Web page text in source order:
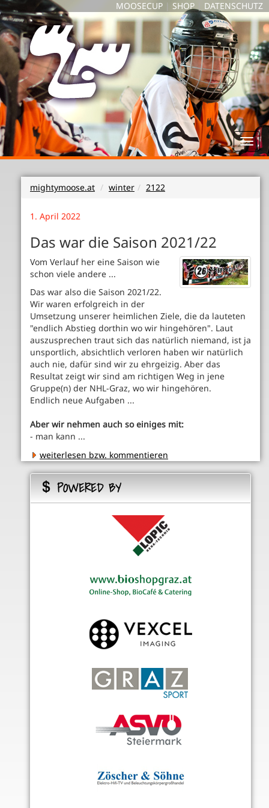
mightymoose.at winter 2122
1. April 2022
Das war die Saison 2021/22
Vom Verlauf her eine Saison wie
schon viele andere ...
Das war also die Saison 2021/22.
Wir waren erfolgreich in der
Umsetzung unserer heimlichen Ziele, die da lauteten
"endlich Abstieg dorthin wo wir hingehören". Laut
auszusprechen traut sich das natürlich niemand, ist ja
unsportlich, absichtlich verloren haben wir natürlich
auch nie, dafür sind wir zu ehrgeizig. Aber das
Resultat zeigt wir sind am richtigen Weg in jene
Gruppe(n) der NHL-Graz, wo wir hingehören.
Endlich neue Aufgaben ...
Aber wir nehmen auch so einiges mit:
- man kann ...
weiterlesen bzw. kommentieren
POWERED BY
MOOSECUP | SHOP| DATENSCHUTZ